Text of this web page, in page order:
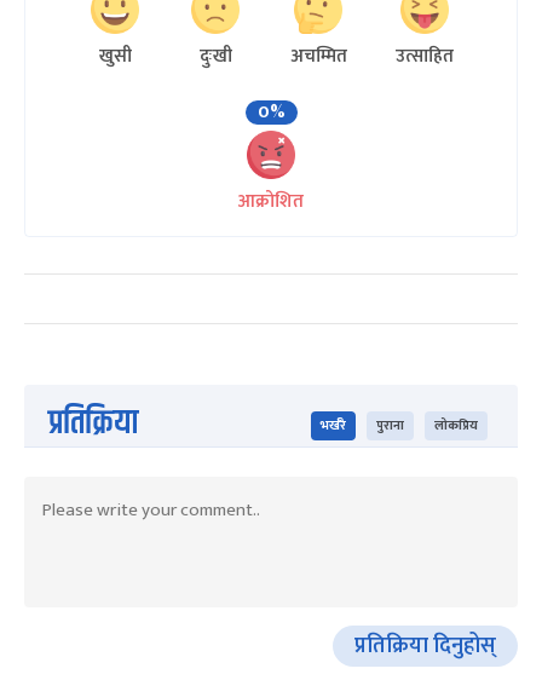
खुसी दुःखी अचम्मित
उत्साहित
0%
आक्रोशित
प्रतिक्रिया भर्खरै पुराना लोकप्रिय
प्रतिक्रिया दिनुहोस्